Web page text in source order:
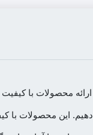
ارائه محصولات
می‌دهیم. این